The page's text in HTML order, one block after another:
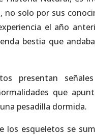
no solo por sus
el año
bestia que
presentan
que
pesadilla dormida.
los esqueletos se